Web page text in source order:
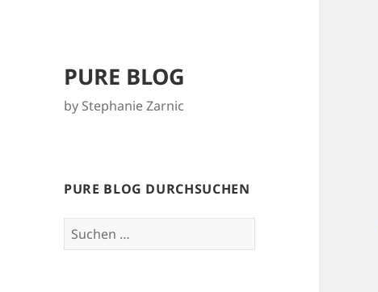
PURE BLOG
by Stephanie Zarnic
PURE BLOG DURCHSUCHEN
Suchen
nach: